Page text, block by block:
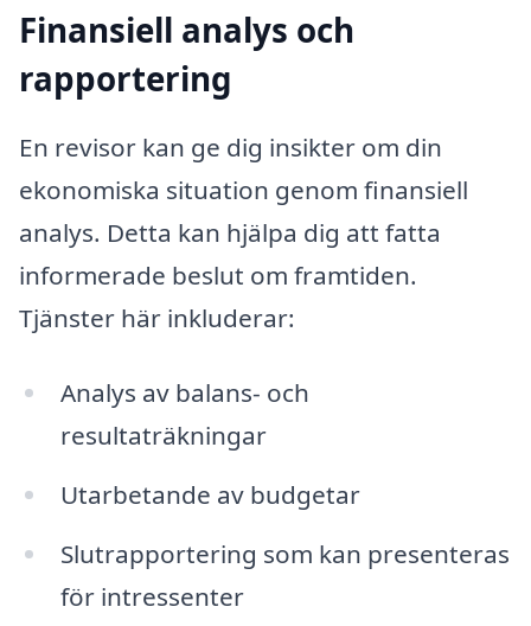
Finansiell analys och
rapportering
En revisor kan ge dig insikter om din
ekonomiska situation genom finansiell
analys. Detta kan hjälpa dig att fatta
informerade beslut om framtiden.
Tjänster här inkluderar:
Analys av balans- och
resultaträkningar
Utarbetande av budgetar
Slutrapportering som kan presenteras
för intressenter